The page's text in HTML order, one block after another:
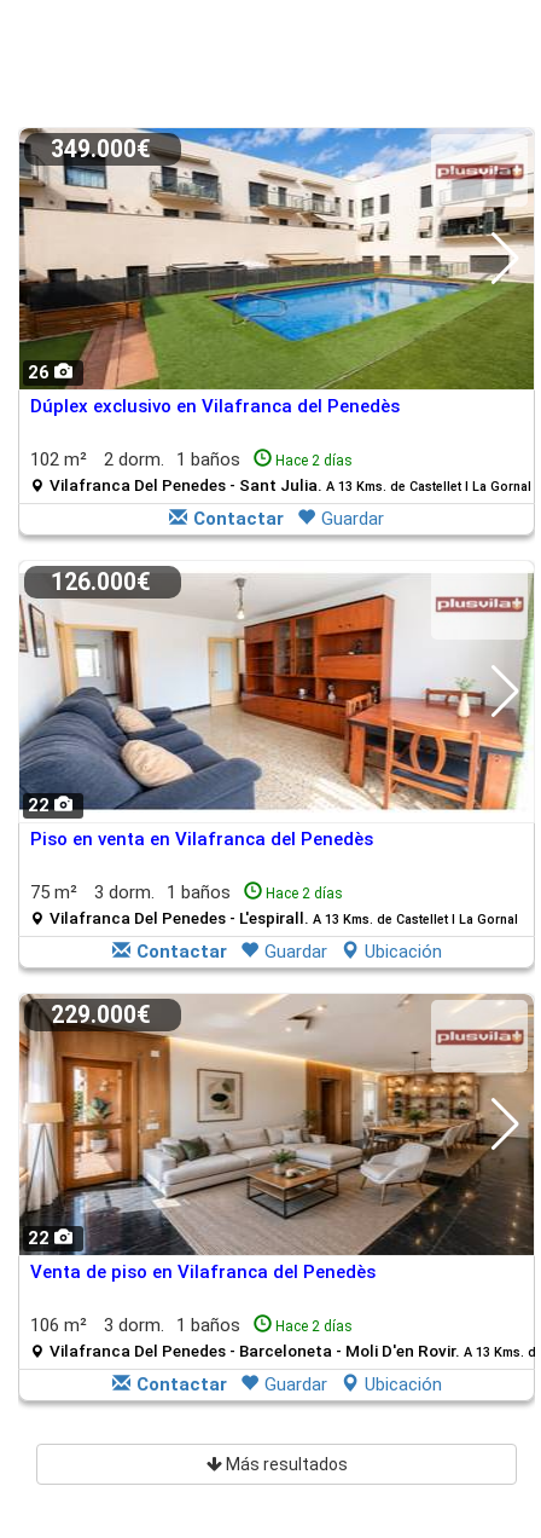
26
349.000€
Dúplex exclusivo en Vilafranca del Penedès
102 m² 2 dorm. 1 baños Hace 2 días
Vilafranca Del Penedes - Sant Julia. A 13 Kms. de Castellet I La Gornal
Contactar Guardar
22
126.000€
Piso en venta en Vilafranca del Penedès
75 m² 3 dorm. 1 baños Hace 2 días
Vilafranca Del Penedes - L'espirall. A 13 Kms. de Castellet I La Gornal
Contactar Guardar Ubicación
22
229.000€
Venta de piso en Vilafranca del Penedès
106 m² 3 dorm. 1 baños Hace 2 días
Vilafranca Del Penedes - Barceloneta - Moli D'en Rovir. A 13 Kms.
Contactar Guardar Ubicación
Más resultados